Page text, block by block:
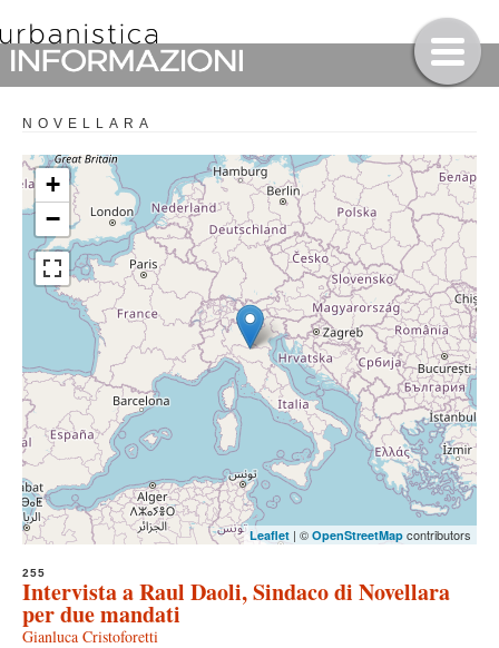
NOVELLARA
+
−
Leaflet | © OpenStreetMap contributors
255
Intervista a Raul Daoli, Sindaco di Novellara
per due mandati
Gianluca Cristoforetti